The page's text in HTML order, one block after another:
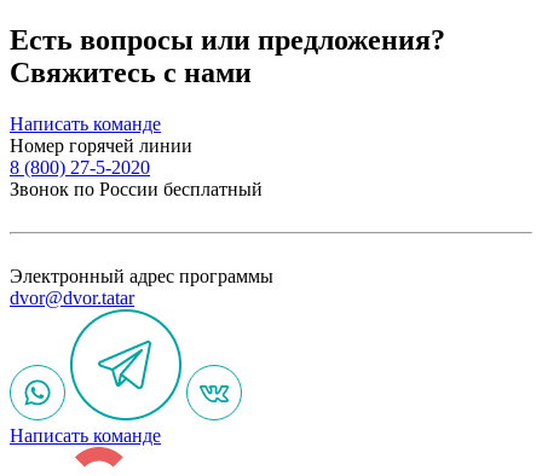
Есть вопросы или предложения?
Свяжитесь с нами
Написать команде
Номер горячей линии
8 (800) 27-5-2020
Звонок по России бесплатный
Электронный адрес программы
dvor@dvor.tatar
Написать команде